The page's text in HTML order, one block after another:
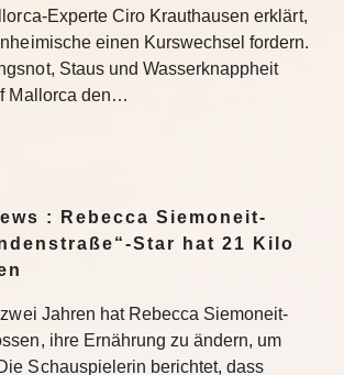
Experte Ciro Krauthausen erklärt,
einen Kurswechsel fordern.
Staus und Wasserknappheit
Mallorca den…
: Rebecca Siemoneit-
Star hat 21 Kilo
Jahren hat Rebecca Siemoneit-
ihre Ernährung zu ändern, um
Schauspielerin berichtet, dass